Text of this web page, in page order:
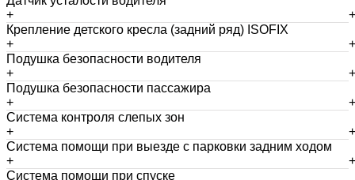
+
+
Крепление детского кресла (задний ряд) ISOFIX
+
+
Подушка безопасности водителя
+
+
Подушка безопасности пассажира
+
+
Система контроля слепых зон
+
+
Система помощи при выезде с парковки задним ходом
+
+
Система помощи при спуске